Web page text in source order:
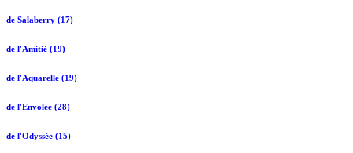
de Salaberry (17)
de l'Amitié (19)
de l'Aquarelle (19)
de l'Envolée (28)
de l'Odyssée (15)